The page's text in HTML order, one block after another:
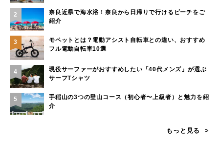
2
奈良近県で海水浴！奈良から日帰りで行けるビーチをご
紹介
3
モペットとは？電動アシスト自転車との違い、おすすめ
フル電動自転車10選
4
現役サーファーがおすすめしたい「40代メンズ」が選ぶ
サーフTシャツ
5
手稲山の3つの登山コース（初心者〜上級者）と魅力を紹
介
もっと見る